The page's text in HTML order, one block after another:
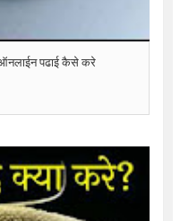
पढाई कैसे करे